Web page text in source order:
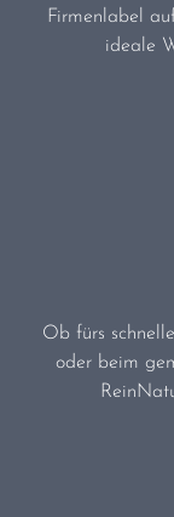
Firmenlabel
ideale
Ob fürs
oder beim